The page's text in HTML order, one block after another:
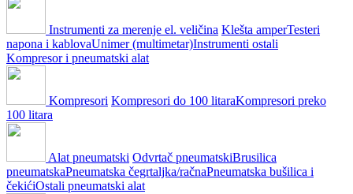
Instrumenti za merenje el. veličina Klešta amperTesteri
napona i kablovaUnimer (multimetar)Instrumenti ostali
Kompresor i pneumatski alat
Kompresori Kompresori do 100 litaraKompresori preko
100 litara
Alat pneumatski Odvrtač pneumatskiBrusilica
pneumatskaPneumatska čegrtaljka/račnaPneumatska bušilica i
čekićiOstali pneumatski alat